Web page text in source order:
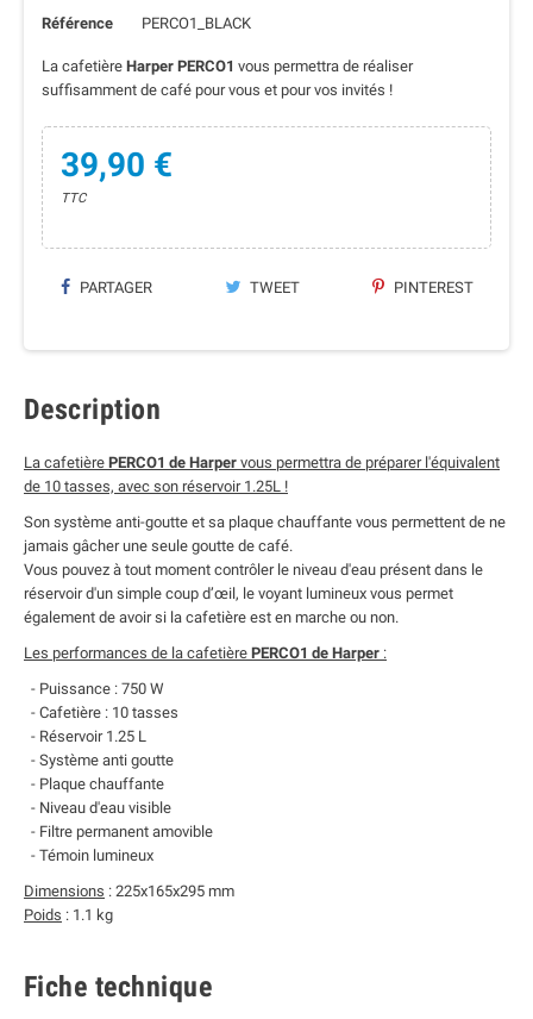
Référence PERCO1_BLACK
La cafetière Harper PERCO1 vous permettra de réaliser
suffisamment de café pour vous et pour vos invités !
39,90 €
TTC
PARTAGER TWEET PINTEREST
Description
La cafetière PERCO1 de Harper vous permettra de préparer l'équivalent
de 10 tasses, avec son réservoir 1.25L !
Son système anti-goutte et sa plaque chauffante vous permettent de ne
jamais gâcher une seule goutte de café.
Vous pouvez à tout moment contrôler le niveau d'eau présent dans le
réservoir d'un simple coup d’œil, le voyant lumineux vous permet
également de avoir si la cafetière est en marche ou non.
Les performances de la cafetière PERCO1 de Harper :
- Puissance : 750 W
- Cafetière : 10 tasses
- Réservoir 1.25 L
- Système anti goutte
- Plaque chauffante
- Niveau d'eau visible
- Filtre permanent amovible
- Témoin lumineux
Dimensions : 225x165x295 mm
Poids : 1.1 kg
Fiche technique